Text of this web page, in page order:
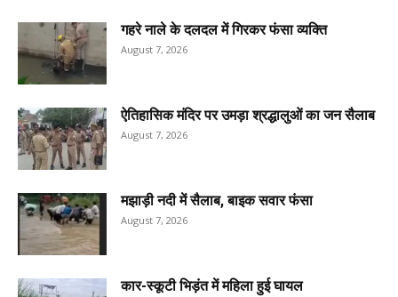
गहरे नाले के दलदल में गिरकर फंसा व्यक्ति
August 7, 2026
ऐतिहासिक मंदिर पर उमड़ा श्रद्धालुओं का जन सैलाब
August 7, 2026
मझाड़ी नदी में सैलाब, बाइक सवार फंसा
August 7, 2026
कार-स्कूटी भिड़ंत में महिला हुई घायल